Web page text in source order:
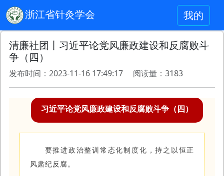
浙江省针灸学会 我的
清廉社团丨习近平论党风廉政建设和反腐败斗
争（四）
发布时间：2023-11-16 17:49:17 阅读量：3183
习近平论党风廉政建设和反腐败斗争（四）
要推进政治整训常态化制度化，持之以恒正
风肃纪反腐。